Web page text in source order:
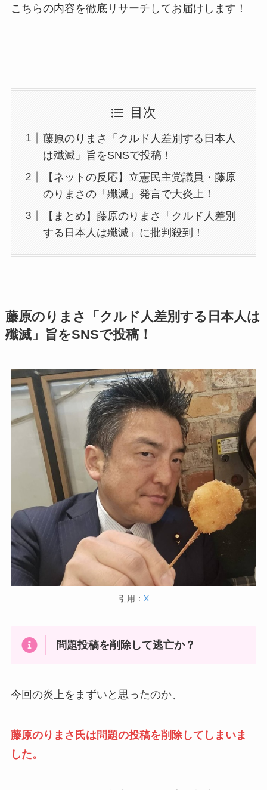
こちらの内容を徹底リサーチしてお届けします！
目次
藤原のりまさ「クルド人差別する日本人
は殲滅」旨をSNSで投稿！
【ネットの反応】立憲民主党議員・藤原
のりまさの「殲滅」発言で大炎上！
【まとめ】藤原のりまさ「クルド人差別
する日本人は殲滅」に批判殺到！
藤原のりまさ「クルド人差別する日本人は
殲滅」旨をSNSで投稿！
引用： X
問題投稿を削除して逃亡か？
今回の炎上をまずいと思ったのか、
藤原のりまさ氏は問題の投稿を削除してしまいま
した。